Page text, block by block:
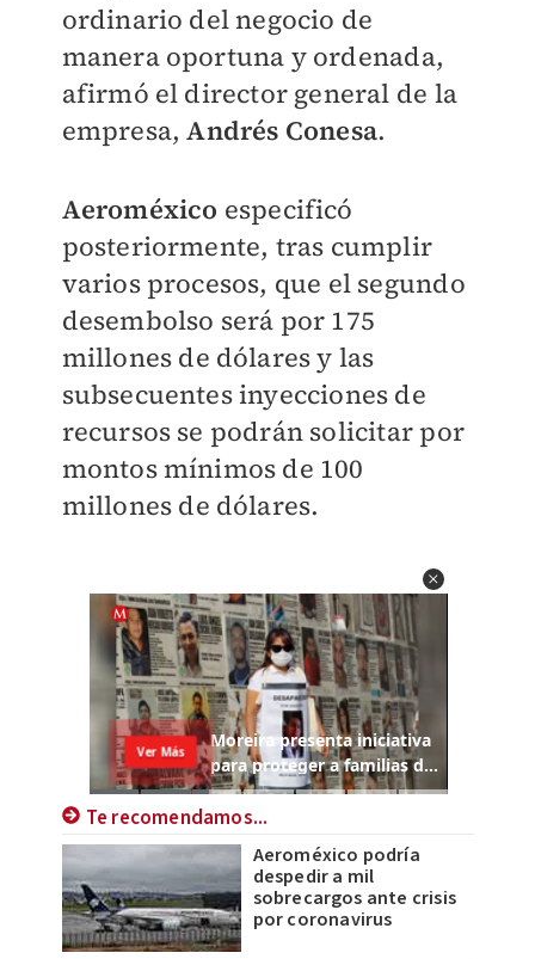
ordinario del negocio de
manera oportuna y ordenada,
afirmó el director general de la
empresa,Andrés Conesa.
Aeroméxico especificó
posteriormente, tras cumplir
varios procesos, que el segundo
desembolso será por 175
millones de dólares y las
subsecuentes inyecciones de
recursos se podrán solicitar por
montos mínimos de 100
millones de dólares.
Te recomendamos...
Aeroméxico podría
despedir a mil
sobrecargos ante crisis
por coronavirus